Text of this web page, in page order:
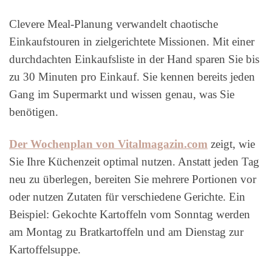
Clevere Meal-Planung verwandelt chaotische
Einkaufstouren in zielgerichtete Missionen. Mit einer
durchdachten Einkaufsliste in der Hand sparen Sie bis
zu 30 Minuten pro Einkauf. Sie kennen bereits jeden
Gang im Supermarkt und wissen genau, was Sie
benötigen.
Der Wochenplan von Vitalmagazin.com zeigt, wie
Sie Ihre Küchenzeit optimal nutzen. Anstatt jeden Tag
neu zu überlegen, bereiten Sie mehrere Portionen vor
oder nutzen Zutaten für verschiedene Gerichte. Ein
Beispiel: Gekochte Kartoffeln vom Sonntag werden
am Montag zu Bratkartoffeln und am Dienstag zur
Kartoffelsuppe.